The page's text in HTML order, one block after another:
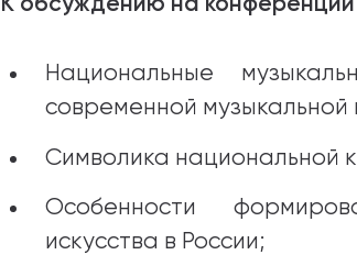
Национальные
современной музыкальной
Символика национальной
Особенности
искусства в России;